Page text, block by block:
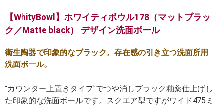
【WhityBowl】ホワイティボウル178（マットブラッ
ク／Matte black） デザイン洗面ボール
衛生陶器で印象的なブラック。存在感の引き立つ洗面所用
洗面ボール。
"カウンター上置きタイプ"でつや消しブラック釉薬仕上げし
た印象的な洗面ボールです。スクエア型ですがワイド475ミ